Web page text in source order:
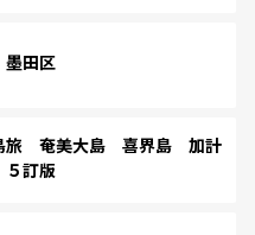
田区
旅 奄美大島 喜界島 加計
訂版